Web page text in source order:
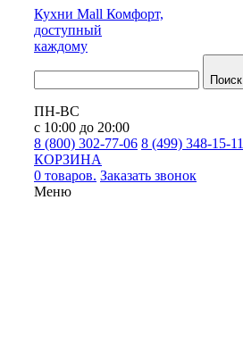
Кухни Mall Комфорт,
доступный
каждому
Поиск
ПН-ВС
с 10:00 до 20:00
8 (800) 302-77-06 8 (499) 348-15-11
КОРЗИНА
0 товаров. Заказать звонок
Меню